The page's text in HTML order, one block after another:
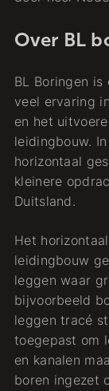
Over BL
BL Boringen
veel ervaring
en het
leidingbouw.
horizontaal
kleinere
Duitsland.
Het
leidingbouw
leggen waar
bijvoorbeeld
leggen tracé
toegepast om
en kanalen
boren ingezet